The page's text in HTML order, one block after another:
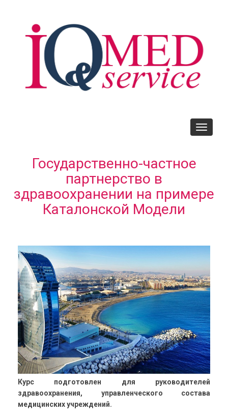
Toggle
Государственно-частное
партнерство в
здравоохранении на примере
Каталонской Модели
Курс подготовлен для руководителей
здравоохранения, управленческого состава
медицинских учреждений.